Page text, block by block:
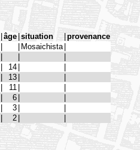
|âge |situation |provenance
| | Mosaichista |
| |
|
| 14 |
|
| 13 |
|
| 11 |
|
| 6 |
|
| 3 |
|
| 2 | |